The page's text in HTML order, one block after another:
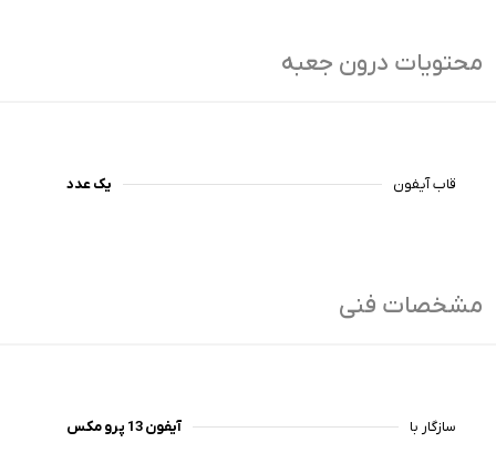
محتویات درون جعبه
قاب آیفون یک عدد
مشخصات فنی
سازگار با آیفون 13 پرو مکس